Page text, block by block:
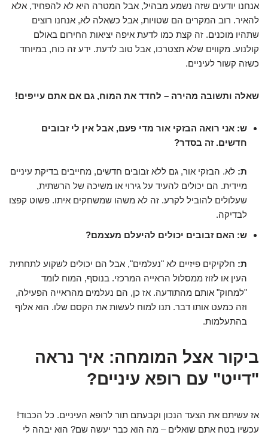
אנחנו יודעים שזה נשמע מבהיל, אבל המטרה היא לא להפחיד, אלא
להאיר. רוב המקרים הם שטויות, אבל כשאלה לא, אנחנו רוצים
שתהיו מוכנים. זה קצת כמו לדעת איפה יציאות החירום באולם
קולנוע. מקווים שלא תצטרכו, אבל טוב לדעת. ידע זה כוח, במיוחד
כשזה קשור לעיניים.
שאלה ותשובה מהירה – לחדד את המוח, גם אם אתם עייפים!
ש: אני רואה הבזקי אור מדי פעם, אבל אין לי זבובים
חדשים. זה בסדר?
ת: לא. הבזקי אור, גם ללא זבובים חדשים, מחייבים בדיקת עיניים
מיידית. הם יכולים להעיד על גירוי או משיכה של הרשתית,
שעלולים להוביל לקרע. זה לא משהו שמשחקים איתו. פשוט קפצו
לבדיקה.
ש: האם זבובים יכולים להיעלם מעצמם?
ת: חלקיקים פיזיים לא "נעלמים", אבל הם יכולים לשקוע לתחתית
העין או לזוז ממסלול הראייה המרכזי. בנוסף, המוח לומד
"למחוק" אותם מהתודעה. אז כן, הם נעלמים מהראייה הפעילה,
וזה כמעט אותו דבר. תנו למוח לעשות את הקסם שלו. הוא אלוף
בהתעלמות.
ביקור אצל המומחה: איך נראה
"דייט" עם רופא עיניים?
אז עשיתם את הצעד הנכון וקבעתם תור לרופא העיניים. כל הכבוד!
עכשיו בטח אתם שואלים – מה הוא כבר יעשה שם? הוא יבהה לי